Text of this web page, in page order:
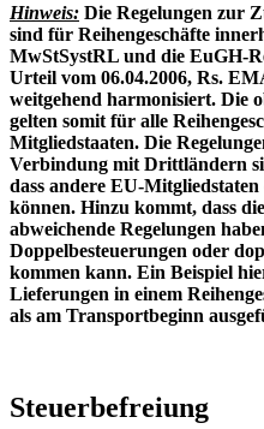
Hinweis: Die Regelungen zur
sind für Reihengeschäfte
MwStSystRL und die EuGH-
Urteil vom 06.04.2006, Rs.
weitgehend harmonisiert. Die
gelten somit für alle
Mitgliedstaaten. Die
Verbindung mit Drittländern
dass andere EU-
können. Hinzu kommt, dass
abweichende Regelungen
Doppelbesteuerungen oder
kommen kann. Ein Beispiel
Lieferungen in einem
als am Transportbeginn
Steuerbefreiung